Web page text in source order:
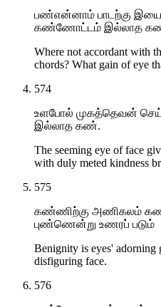
பண்என்னாம் பாடற்கு
கண்ணோட்டம் இல்லாத
Where not accordant with
chords? What gain of eye
574
உளபோல் முகத்தெவன்
இல்லாத கண்.
The seeming eye of face
with duly meted kindness
575
கண்ணிற்கு அணிகலம்
புண்ணென்று உணரப் படும்
Benignity is eyes' adorning
disfiguring face.
576